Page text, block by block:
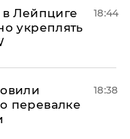
Лейпциге
укреплять
18:44
перевалке
18:38